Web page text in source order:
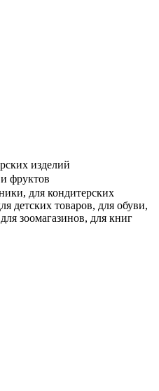
изделий
фруктов
для кондитерских
детских товаров, для обуви,
зоомагазинов, для книг